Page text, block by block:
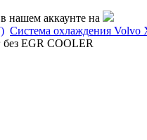
нашем аккаунте на
Система охлаждения Volvo
без EGR COOLER